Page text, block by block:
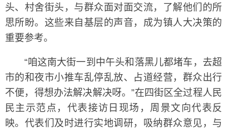
头、村舍街头，与群众面对面交流，了解他们的所
思所盼。这些来自基层的声音，成为镇人大决策的
重要参考。
“咱这南大街一到中午头和落黑儿都堵车，去超
市的和夜市小推车乱停乱放、占道经营，群众出行
不便，得想办法解决解决呀。”在四街区全过程人民
民主示范点，代表接访日现场，周景文向代表反
映。代表们及时进行实地调研，吸纳群众意见，与